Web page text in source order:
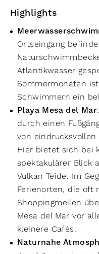
Highlights
Ortseingang
Atlantikwasser
Sommermonaten
Schwimmern ein
Playa Mesa del Mar
durch einen
von
Hier bietet sich bei
spektakulärer Blick
Vulkan Teide. Im
Ferienorten, die oft
Shoppingmeilen
Mesa del Mar vor
kleinere Cafés.
Naturnahe